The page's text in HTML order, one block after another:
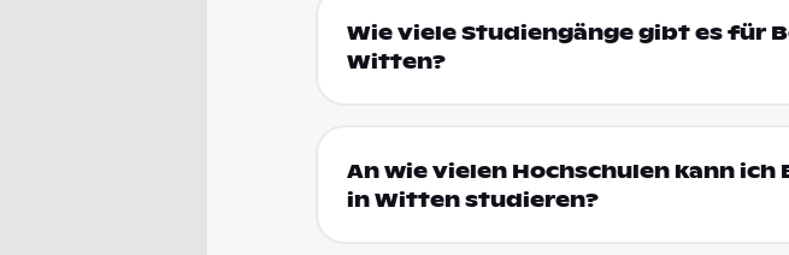
Wie viele Studiengänge gibt es für
Witten?
An wie vielen Hochschulen kann
in Witten studieren?